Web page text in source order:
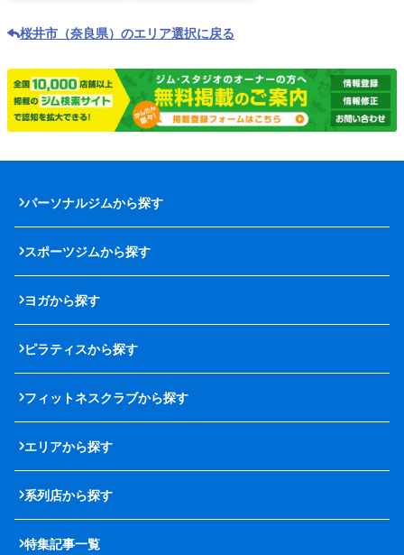
桜井市（奈良県）のエリア選択に戻る
パーソナルジムから探す
スポーツジムから探す
ヨガから探す
ピラティスから探す
フィットネスクラブから探す
エリアから探す
系列店から探す
特集記事一覧